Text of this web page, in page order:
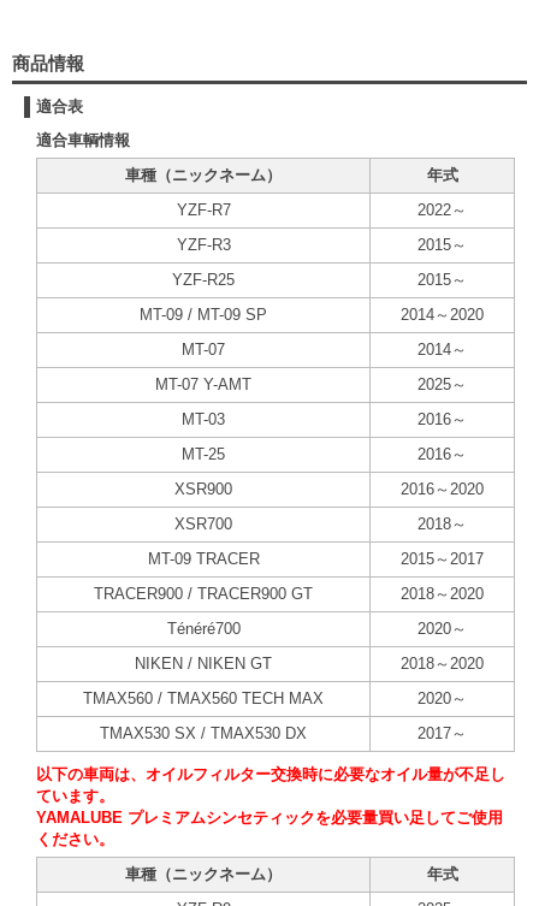
商品情報
適合表
適合車輌情報
車種（ニックネーム）
年式
YZF-R7
2022～
YZF-R3
2015～
YZF-R25
2015～
MT-09 / MT-09 SP
2014～2020
MT-07
2014～
MT-07 Y-AMT
2025～
MT-03
2016～
MT-25
2016～
XSR900
2016～2020
XSR700
2018～
MT-09 TRACER
2015～2017
TRACER900 / TRACER900 GT
2018～2020
Ténéré700
2020～
NIKEN / NIKEN GT
2018～2020
TMAX560 / TMAX560 TECH MAX
2020～
TMAX530 SX / TMAX530 DX
2017～
以下の車両は、オイルフィルター交換時に必要なオイル量が不足し
ています。
YAMALUBE プレミアムシンセティックを必要量買い足してご使用
ください。
車種（ニックネーム）
年式